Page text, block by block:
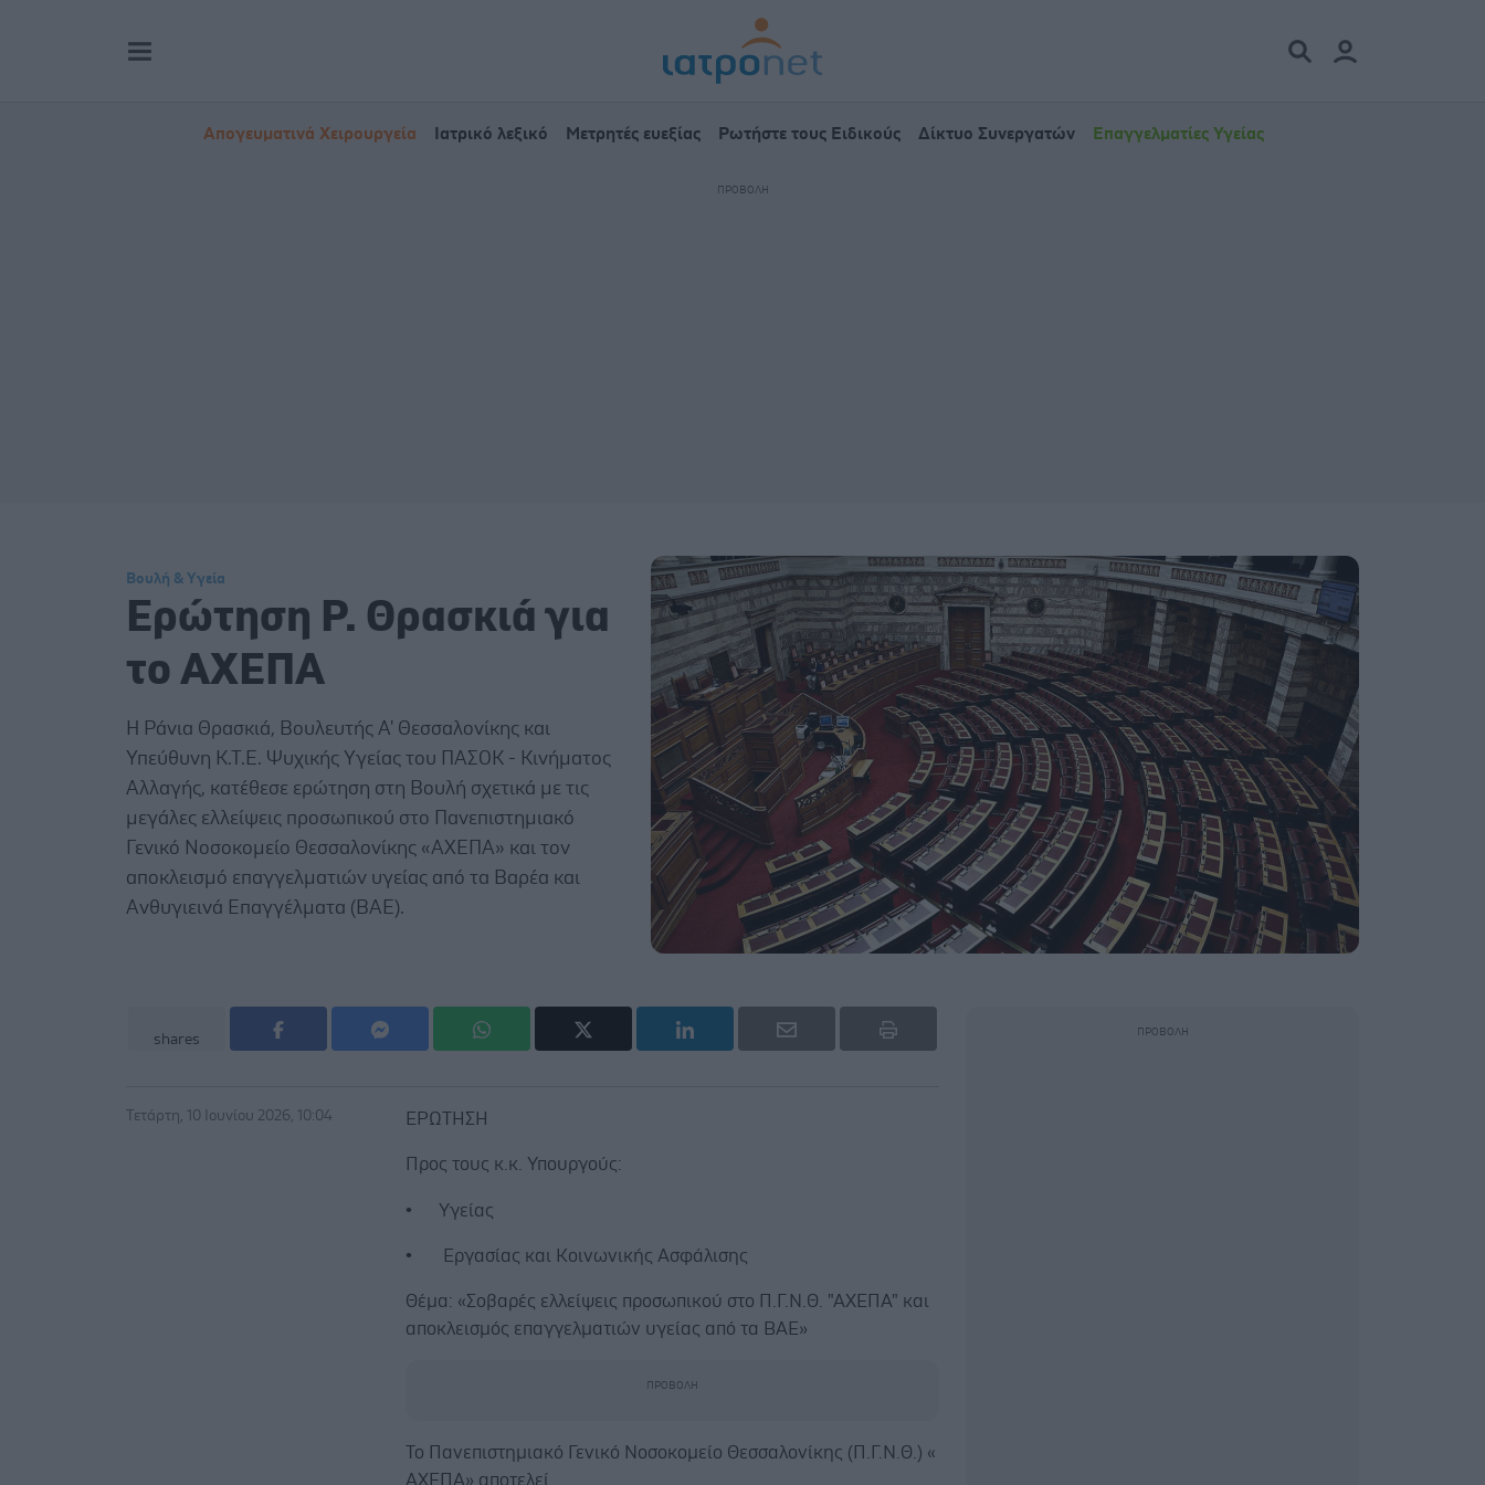
Απογευματινά Χειρουργεία Ιατρικό λεξικό Μετρητές ευεξίας Ρωτήστε τους Ειδικούς Δίκτυο Συνεργατών Επαγγελματίες Υγείας
Βουλή & Υγεία
Eρώτηση Ρ. Θρασκιά για
το ΑΧΕΠΑ
Η Ράνια Θρασκιά, Βουλευτής Α' Θεσσαλονίκης και
Υπεύθυνη Κ.Τ.Ε. Ψυχικής Υγείας του ΠΑΣΟΚ - Κινήματος
Αλλαγής, κατέθεσε ερώτηση στη Βουλή σχετικά με τις
μεγάλες ελλείψεις προσωπικού στο Πανεπιστημιακό
Γενικό Νοσοκομείο Θεσσαλονίκης «ΑΧΕΠΑ» και τον
αποκλεισμό επαγγελματιών υγείας από τα Βαρέα και
Ανθυγιεινά Επαγγέλματα (ΒΑΕ).
shares
Τετάρτη, 10 Ιουνίου 2026, 10:04 ΕΡΩΤΗΣΗ
Προς τους κ.κ. Υπουργούς:
• Υγείας
• Εργασίας και Κοινωνικής Ασφάλισης
Θέμα: «Σοβαρές ελλείψεις προσωπικού στο Π.Γ.Ν.Θ. "ΑΧΕΠΑ" και
αποκλεισμός επαγγελματιών υγείας από τα ΒΑΕ»
Το Πανεπιστημιακό Γενικό Νοσοκομείο Θεσσαλονίκης (Π.Γ.Ν.Θ.) «
ΑΧΕΠΑ» αποτελεί